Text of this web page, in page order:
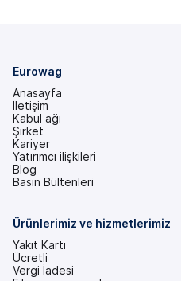
Eurowag
Anasayfa
İletişim
Kabul ağı
Şirket
Kariyer
Yatırımcı ilişkileri
(yeni
bir
Blog
Basın Bültenleri
Ürünlerimiz ve hizmetlerimiz
Yakıt Kartı
Ücretli
Vergi İadesi